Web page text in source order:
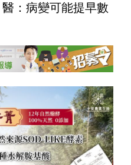
：病變可能提早數